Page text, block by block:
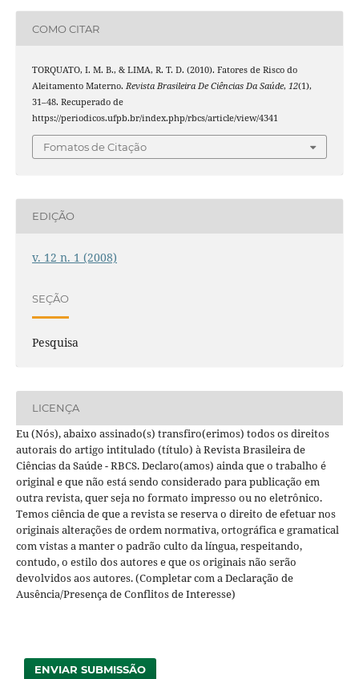
COMO CITAR
TORQUATO, I. M. B., & LIMA, R. T. D. (2010). Fatores de Risco do
Aleitamento Materno. Revista Brasileira De Ciências Da Saúde, 12(1),
31–48. Recuperado de
https://periodicos.ufpb.br/index.php/rbcs/article/view/4341
Fomatos de Citação
EDIÇÃO
v. 12 n. 1 (2008)
SEÇÃO
Pesquisa
LICENÇA
Eu (Nós), abaixo assinado(s) transfiro(erimos) todos os direitos
autorais do artigo intitulado (título) à Revista Brasileira de
Ciências da Saúde - RBCS. Declaro(amos) ainda que o trabalho é
original e que não está sendo considerado para publicação em
outra revista, quer seja no formato impresso ou no eletrônico.
Temos ciência de que a revista se reserva o direito de efetuar nos
originais alterações de ordem normativa, ortográfica e gramatical
com vistas a manter o padrão culto da língua, respeitando,
contudo, o estilo dos autores e que os originais não serão
devolvidos aos autores. (Completar com a Declaração de
Ausência/Presença de Conflitos de Interesse)
ENVIAR SUBMISSÃO